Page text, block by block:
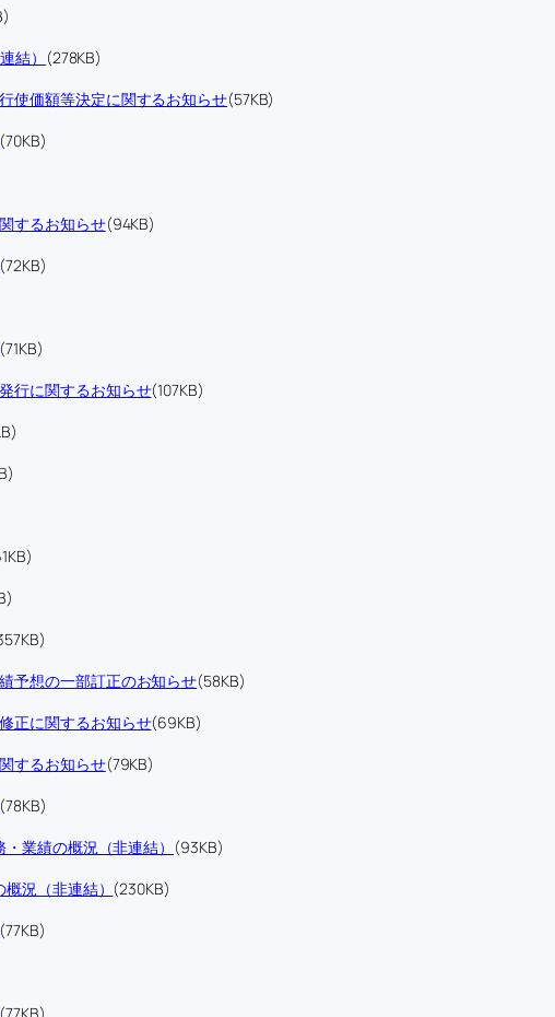
結） (278KB)
使価額等決定に関するお知らせ(57KB)
(70KB)
するお知らせ(94KB)
(72KB)
(71KB)
行に関するお知らせ(107KB)
予想の一部訂正のお知らせ(58KB)
正に関するお知らせ(69KB)
するお知らせ(79KB)
(78KB)
業績の概況（非連結） (93KB)
況（非連結） (230KB)
(77KB)